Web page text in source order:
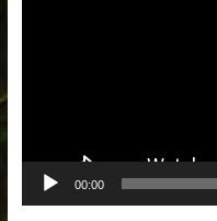
00:00